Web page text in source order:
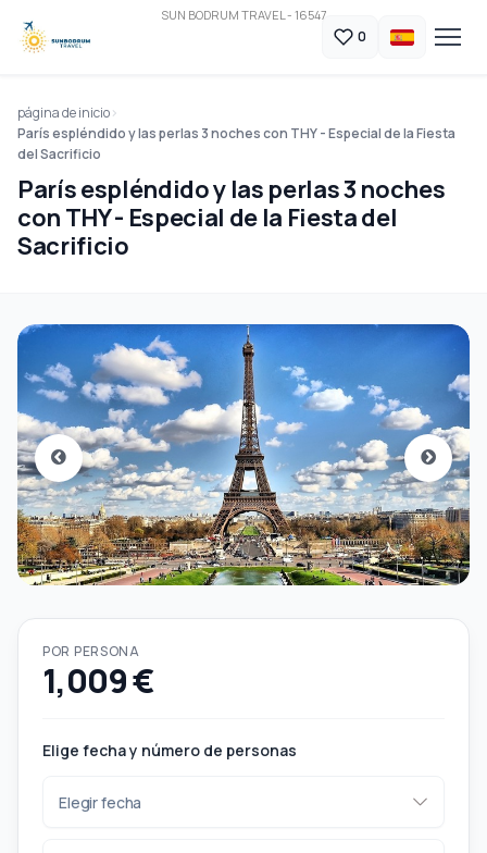
SUN BODRUM TRAVEL - 16547
0
página de inicio
París espléndido y las perlas 3 noches con THY - Especial de la Fiesta
del Sacrificio
París espléndido y las perlas 3 noches
con THY - Especial de la Fiesta del
Sacrificio
POR PERSONA
1,009 €
Elige fecha y número de personas